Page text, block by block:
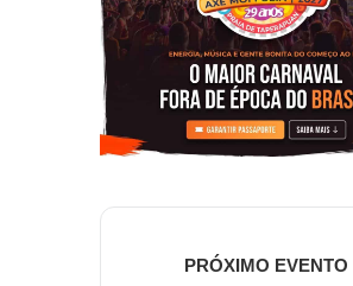
PRÓXIMO EVENTO